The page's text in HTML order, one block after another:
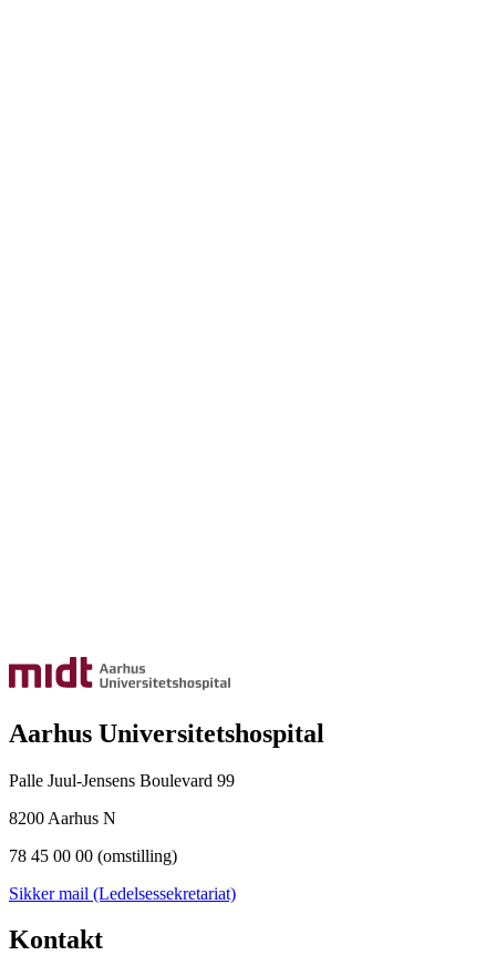
Aarhus Universitetshospital
Palle Juul-Jensens Boulevard 99
8200 Aarhus N
78 45 00 00 (omstilling)
Sikker mail (Ledelsessekretariat)
Kontakt